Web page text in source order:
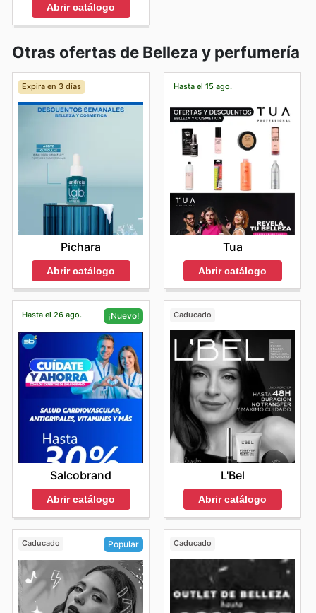
Abrir catálogo
Otras ofertas de Belleza y perfumería
Expira en 3 días
Pichara
Abrir catálogo
Hasta el 15 ago.
Tua
Abrir catálogo
Hasta el 26 ago. ¡Nuevo!
Salcobrand
Abrir catálogo
Caducado
L'Bel
Abrir catálogo
Caducado Popular Caducado